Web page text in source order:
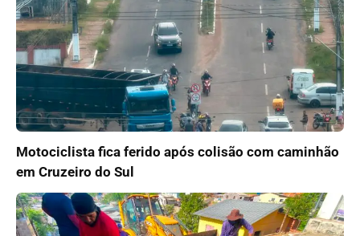
Motociclista fica ferido após colisão com caminhão
em Cruzeiro do Sul